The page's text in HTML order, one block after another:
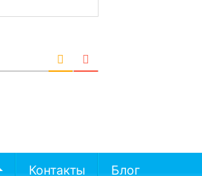
Контакты Блог